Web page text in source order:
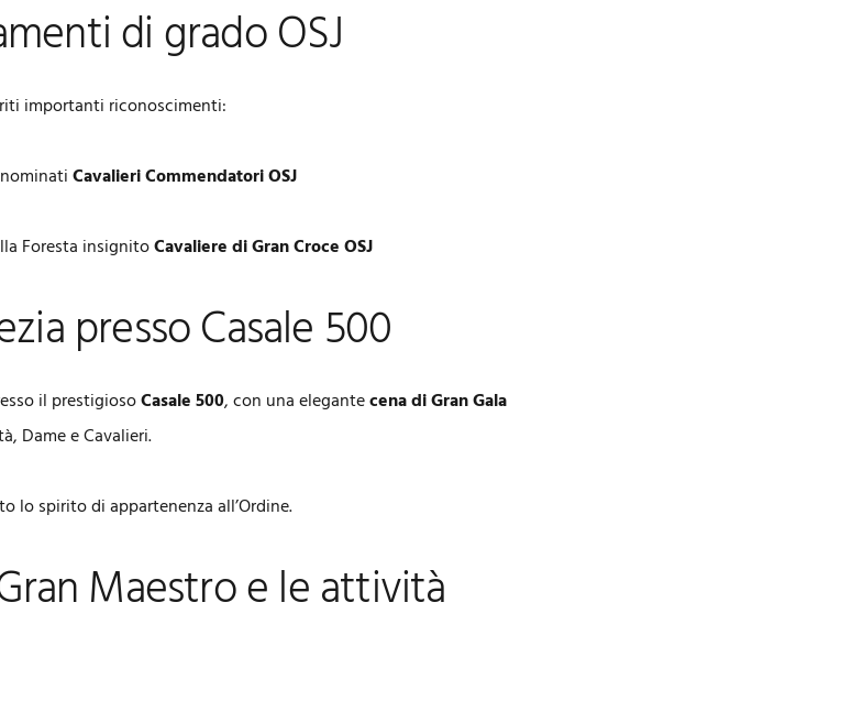
di grado OSJ
importanti riconoscimenti:
nominatiCavalieri Commendatori OSJ
Foresta insignitoCavaliere di Gran Croce OSJ
presso Casale 500
il prestigiosoCasale 500, con una elegantecena di Gran Gala
Dame e Cavalieri.
lo spirito di appartenenza all’Ordine.
Maestro e le attività